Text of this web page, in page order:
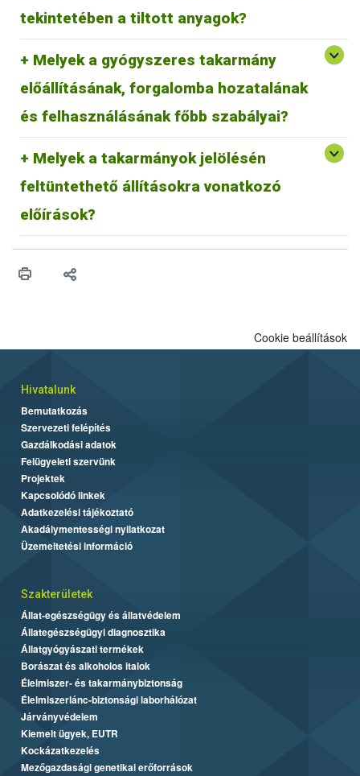
tekintetében a tiltott anyagok?
élesztőkből nyert fehérjetermékek.
Melyek a gyógyszeres takarmány
előállításának, forgalomba hozatalának
és felhasználásának főbb szabályai?
hulladékkezelőnek átadni.
A magyarországi hulladékkezeléssel kapcsolatos információk
elérhetőek:https://mohu.hu/hu
Az állatgyógyászati hulladékokkal kapcsolatos útmutató
content/uploads/2022/02/FACTSHEET_PharmaceuticalW
asteDisposal.pdf
Melyek a takarmányok jelölésén
feltüntethető állításokra vonatkozó
előírások?
A takarmányok jelölésén feltüntethető állításokra
vonatkozó előírások
Cookie beállítások
Hivatalunk
Bemutatkozás
Szervezeti felépítés
Gazdálkodási adatok
Felügyeleti szervünk
Projektek
Kapcsolódó linkek
Adatkezelési tájékoztató
Akadálymentességi nyilatkozat
Üzemeltetési információ
Szakterületek
Állat-egészségügy és állatvédelem
Állategészségügyi diagnosztika
Állatgyógyászati termékek
Borászat és alkoholos italok
Élelmiszer- és takarmánybiztonság
Élelmiszerlánc-biztonsági laborhálózat
Járványvédelem
Kiemelt ügyek, EUTR
Kockázatkezelés
Mezőgazdasági genetikai erőforrások